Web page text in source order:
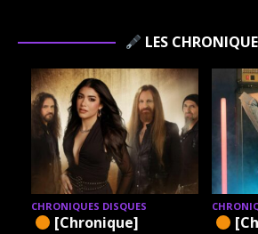
LES
CHRONIQUES DISQUES
[Chronique]